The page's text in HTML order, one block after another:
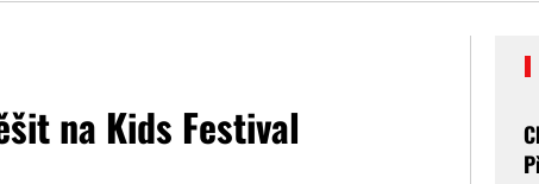
na Kids Festival